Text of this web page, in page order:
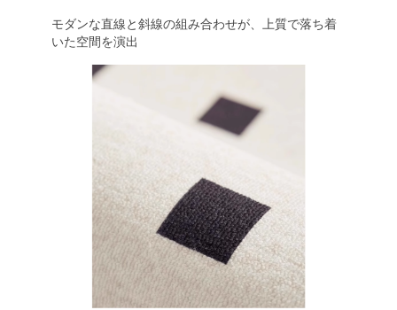
モダンな直線と斜線の組み合わせが、上質で落ち着
いた空間を演出